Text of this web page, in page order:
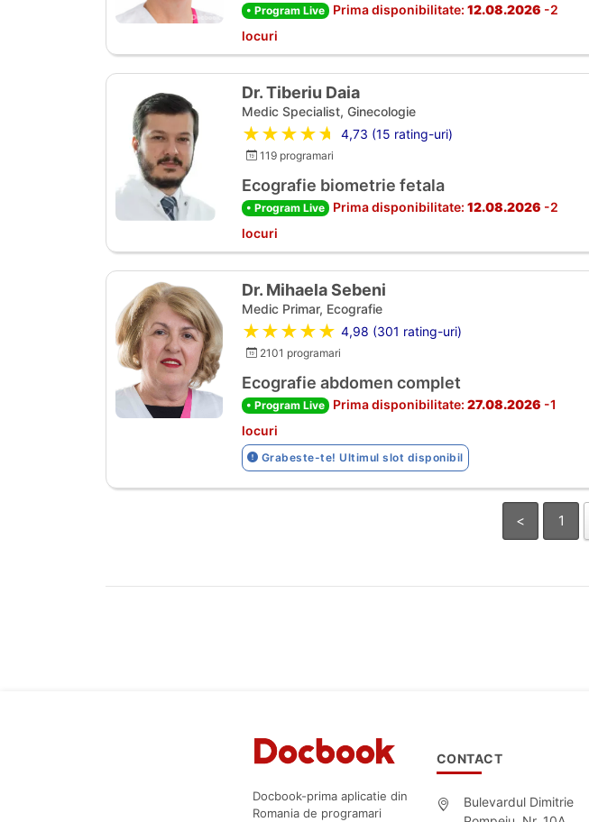
• Program Live Prima disponibilitate: 12.08.2026 -2
locuri
Dr. Tiberiu Daia
Medic Specialist, Ginecologie
★★★★★ 4,73 (15 rating-uri)
119 programari
Ecografie biometrie fetala
• Program Live Prima disponibilitate: 12.08.2026 -2
locuri
Dr. Mihaela Sebeni
Medic Primar, Ecografie
★★★★★ 4,98 (301 rating-uri)
2101 programari
Ecografie abdomen complet
• Program Live Prima disponibilitate: 27.08.2026 -1
locuri
Grabeste-te! Ultimul slot disponibil
< 1
Docbook-prima aplicatie din
Romania de programari
CONTACT
Bulevardul Dimitrie